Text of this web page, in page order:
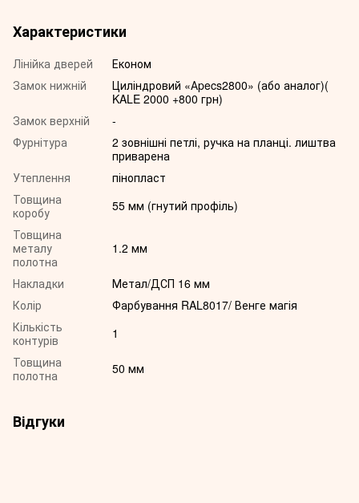
Характеристики
Лінійка дверей
Економ
Замок нижній
Циліндровий «Аpecs2800» (або аналог)(
KALE 2000 +800 грн)
Замок верхній
-
Фурнітура
2 зовнішні петлі, ручка на планці. лиштва
приварена
Утеплення
пінопласт
Товщина
коробу
55 мм (гнутий профіль)
Товщина
металу
полотна
1.2 мм
Накладки
Метал/ДСП 16 мм
Колір
Фарбування RAL8017/ Венге магія
Кількість
контурів
1
Товщина
полотна
50 мм
Відгуки